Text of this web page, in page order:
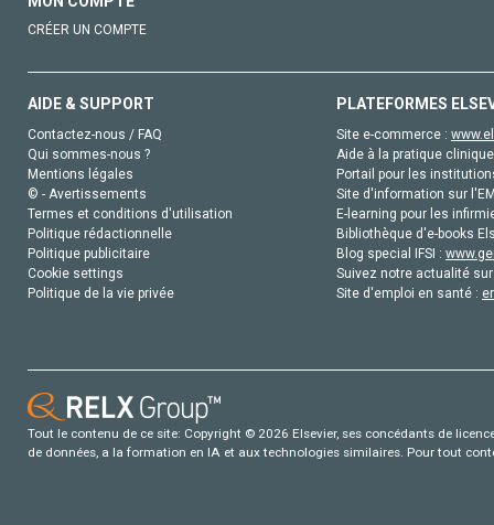
CRÉER UN COMPTE
AIDE & SUPPORT
Contactez-nous / FAQ
Qui sommes-nous ?
Mentions légales
© - Avertissements
Termes et conditions d'utilisation
Politique rédactionnelle
Politique publicitaire
Cookie settings
Politique de la vie privée
PLATEFORMES
Site e-commerce :
Aide à la pratique
Portail pour les
Site d'information sur
E-learning pour les
Bibliothèque d'e-books
Blog special IFSI :
Suivez notre actualité
Site d'emploi en santé :
Tout le contenu de ce site: Copyright © 2026 Elsevier, ses concédants de
de données, a la formation en IA et aux technologies similaires. Pour tout